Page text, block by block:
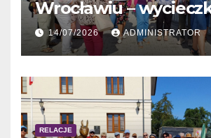
Wrocławiu –
Obieżyświat
14/07/2026 ADMINISTRATOR
RELACJE